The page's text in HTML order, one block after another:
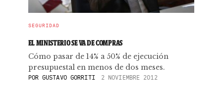
SEGURIDAD
EL MINISTERIO SE VA DE COMPRAS
Cómo pasar de 14% a 50% de ejecución
presupuestal en menos de dos meses.
POR GUSTAVO GORRITI 2 NOVIEMBRE 2012